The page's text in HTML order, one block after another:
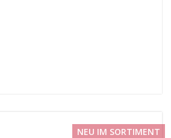
NEU IM SORTIMENT